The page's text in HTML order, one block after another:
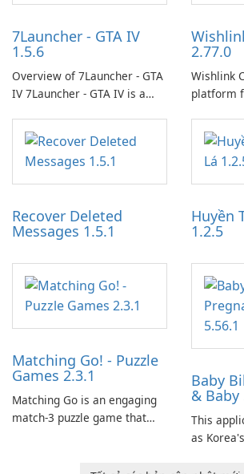
7Launcher - GTA IV
1.5.6
Overview of 7Launcher - GTA
IV 7Launcher - GTA IV is a
application designed to
optimize the gaming
experience for Grand Theft
Auto IV.
2.77.0
Wishlink
platform
work
tools for
and
Recover Deleted
Messages 1.5.1
Huyền
1.2.5
Matching Go! - Puzzle
Games 2.3.1
Matching Go is an engaging
match-3 puzzle game that
Ollie, on an adventurous
Baby
& Baby
This
as